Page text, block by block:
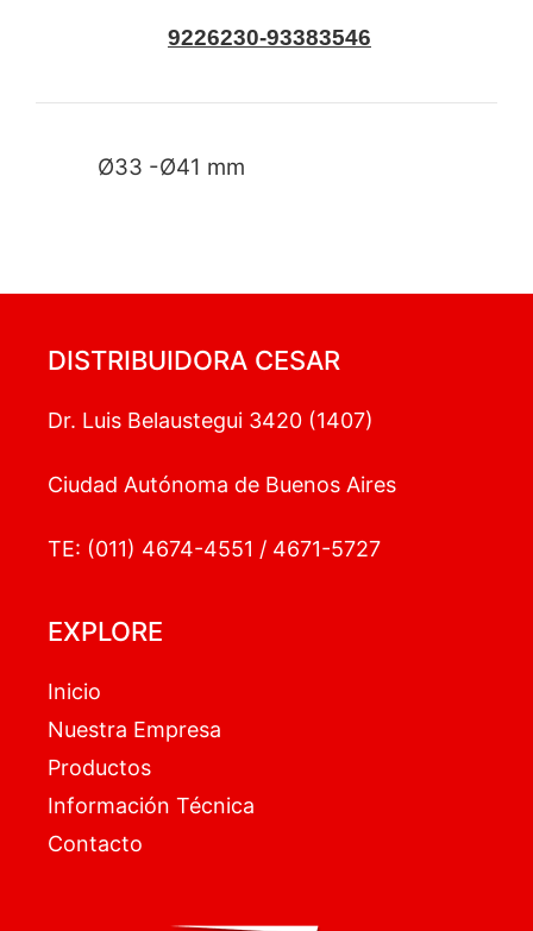
9226230-93383546
Ø33 -Ø41 mm
DISTRIBUIDORA CESAR
Dr. Luis Belaustegui 3420 (1407)
Ciudad Autónoma de Buenos Aires
TE: (011) 4674-4551 / 4671-5727
EXPLORE
Inicio
Nuestra Empresa
Productos
Información Técnica
Contacto